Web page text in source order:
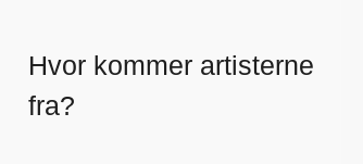
Hvor kommer artisterne
fra?